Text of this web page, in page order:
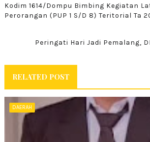
Kodim 1614/Dompu Bimbing Kegiatan
Perorangan (PUP 1 S/d 8) Teritorial Ta
Peringati Hari Jadi Pemalang,
RELATED POST
DAERAH